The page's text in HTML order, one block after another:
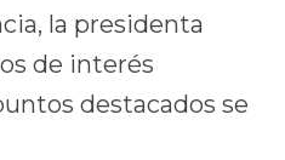
la presidenta
de interés
destacados se